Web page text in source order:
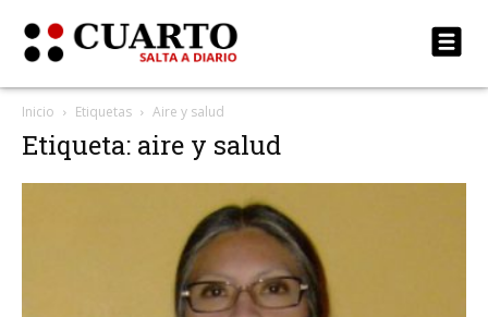
Inicio Etiquetas Aire y salud
Etiqueta: aire y salud